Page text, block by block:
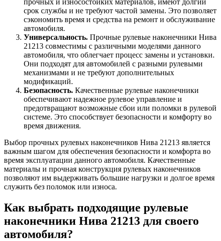
срок службы и не требуют частой замены. Это позволяет
сэкономить время и средства на ремонт и обслуживание
автомобиля.
Универсальность. Прочные рулевые наконечники Нива
21213 совместимы с различными моделями данного
автомобиля, что облегчает процесс замены и установки.
Они подходят для автомобилей с разными рулевыми
механизмами и не требуют дополнительных
модификаций.
Безопасность. Качественные рулевые наконечники
обеспечивают надежное рулевое управление и
предотвращают возможные сбои или поломки в рулевой
системе. Это способствует безопасности и комфорту во
время движения.
Выбор прочных рулевых наконечников Нива 21213 является
важным шагом для обеспечения безопасности и комфорта во
время эксплуатации данного автомобиля. Качественные
материалы и прочная конструкция рулевых наконечников
позволяют им выдерживать большие нагрузки и долгое время
служить без поломок или износа.
Как выбрать подходящие рулевые
наконечники Нива 21213 для своего
автомобиля?